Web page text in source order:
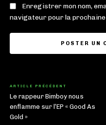
Enregistrer mon nom,
navigateur pour la
ARTICLE PRÉCÉDENT
Le rappeur Bimboy nous
enflamme sur l’EP « Good As
Gold »